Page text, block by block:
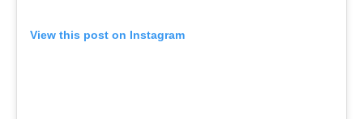
View this post on Instagram